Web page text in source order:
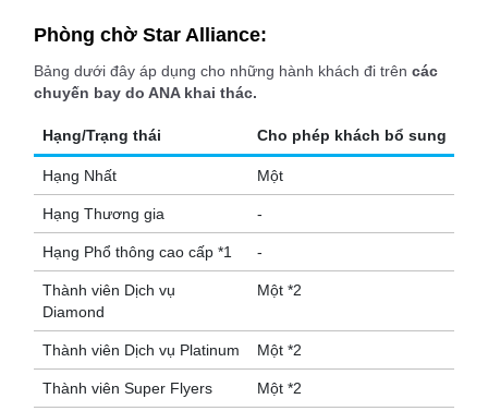
Phòng chờ Star Alliance:
Bảng dưới đây áp dụng cho những hành khách đi trên các
chuyến bay do ANA khai thác.
Hạng/Trạng thái Cho phép khách bổ sung
Hạng Nhất Một
Hạng Thương gia -
Hạng Phổ thông cao cấp *1 -
Thành viên Dịch vụ
Diamond
Một *2
Thành viên Dịch vụ Platinum Một *2
Thành viên Super Flyers Một *2